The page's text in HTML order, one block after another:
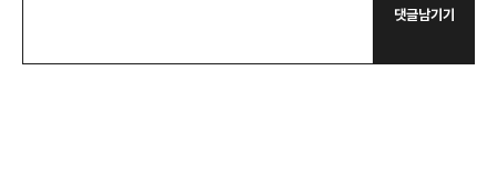
댓글남기기